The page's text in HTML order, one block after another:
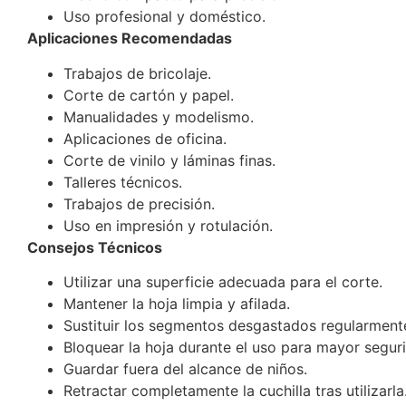
Uso profesional y doméstico.
Aplicaciones Recomendadas
Trabajos de bricolaje.
Corte de cartón y papel.
Manualidades y modelismo.
Aplicaciones de oficina.
Corte de vinilo y láminas finas.
Talleres técnicos.
Trabajos de precisión.
Uso en impresión y rotulación.
Consejos Técnicos
Utilizar una superficie adecuada para el corte.
Mantener la hoja limpia y afilada.
Sustituir los segmentos desgastados
Bloquear la hoja durante el uso para mayor
Guardar fuera del alcance de niños.
Retractar completamente la cuchilla tras utilizarla.